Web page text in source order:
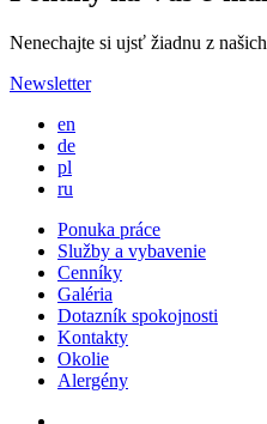
Nenechajte si ujsť žiadnu z
Newsletter
en
de
pl
ru
Ponuka práce
Služby a vybavenie
Cenníky
Galéria
Dotazník spokojnosti
Kontakty
Okolie
Alergény